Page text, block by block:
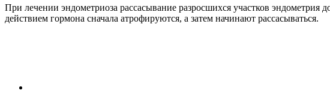
При лечении эндометриоза рассасывание разросшихся участков эндометрия
действием гормона сначала атрофируются, а затем начинают рассасываться.